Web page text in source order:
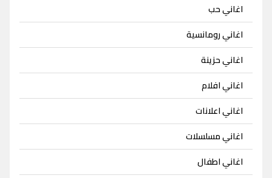
اغاني حب
اغاني رومانسية
اغاني حزينة
اغاني افلام
اغاني اعلانات
اغاني مسلسلات
اغاني اطفال